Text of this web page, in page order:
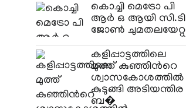
കൊച്ചി മെട്രോ പി
ആർ ഒ ആയി സി.ടി
ജോൺ ചുമതലയേറ്റു
കളിപ്പാട്ടത്തിലെ
മുത്ത് കുഞ്ഞിന്‍റെ
ശ്വാസകോശത്തിൽ
കുടുങ്ങി അടിയന്തിര
ബ�